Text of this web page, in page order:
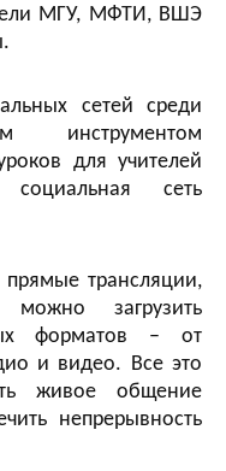
МГУ, МФТИ, ВШЭ
сетей среди
инструментом
для учителей
сеть
трансляции,
можно загрузить
форматов – от
и видео. Все это
живое общение
непрерывность